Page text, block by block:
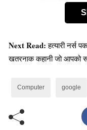
मॉडल लेख का
जानकारीपूर्ण वाक्य
Next Read:हत्यारी नर्स
खतरनाक कहानी जो आपको
Computer google